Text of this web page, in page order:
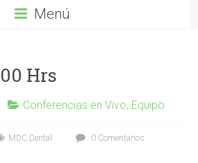
Menú
Hrs
Conferencias en Vivo, Equipo
MDC Dental 0 Comentarios